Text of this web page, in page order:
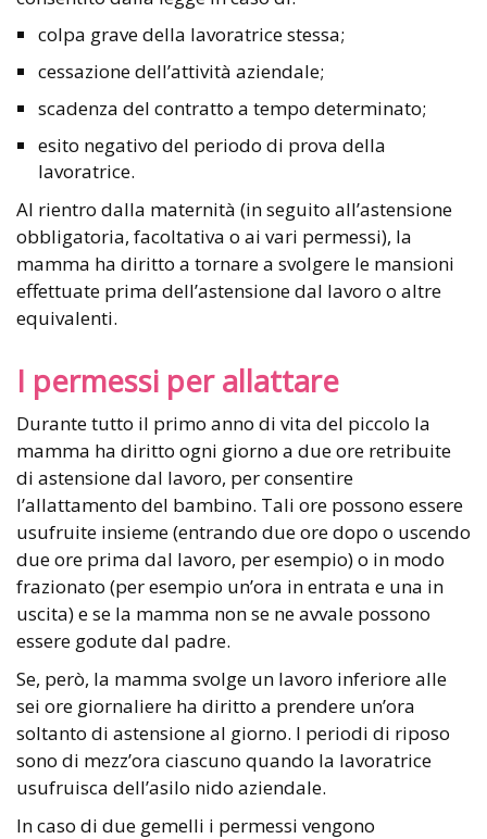
colpa grave della lavoratrice stessa;
cessazione dell’attività aziendale;
scadenza del contratto a tempo determinato;
esito negativo del periodo di prova della
lavoratrice.
Al rientro dalla maternità (in seguito all’astensione
obbligatoria, facoltativa o ai vari permessi), la
mamma ha diritto a tornare a svolgere le mansioni
effettuate prima dell’astensione dal lavoro o altre
equivalenti.
I permessi per allattare
Durante tutto il primo anno di vita del piccolo la
mamma ha diritto ogni giorno a due ore retribuite
di astensione dal lavoro, per consentire
l’allattamento del bambino. Tali ore possono essere
usufruite insieme (entrando due ore dopo o uscendo
due ore prima dal lavoro, per esempio) o in modo
frazionato (per esempio un’ora in entrata e una in
uscita) e se la mamma non se ne avvale possono
essere godute dal padre.
Se, però, la mamma svolge un lavoro inferiore alle
sei ore giornaliere ha diritto a prendere un’ora
soltanto di astensione al giorno. I periodi di riposo
sono di mezz’ora ciascuno quando la lavoratrice
usufruisca dell’asilo nido aziendale.
In caso di due gemelli i permessi vengono